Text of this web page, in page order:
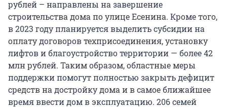
рублей – направлены на завершение
строительства дома по улице Есенина. Кроме того,
в 2023 году планируется выделить субсидии на
оплату договоров техприсоединения, установку
лифтов и благоустройство территории — более 42
млн рублей. Таким образом, областные меры
поддержки помогут полностью закрыть дефицит
средств на достройку дома и в самое ближайшее
время ввести дом в эксплуатацию. 206 семей